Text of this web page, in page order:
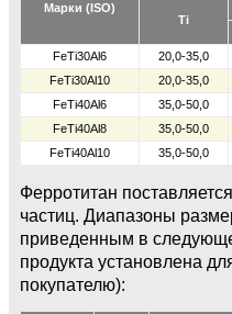
Марки (ISO)
Ti
FeTi30Al6
20,0-35,0
FeTi30Al10
20,0-35,0
FeTi40Al6
35,0-50,0
FeTi40Al8
35,0-50,0
FeTi40Al10
35,0-50,0
Ферротитан
частиц. Диапазоны
приведенным в
продукта установлена
покупателю):